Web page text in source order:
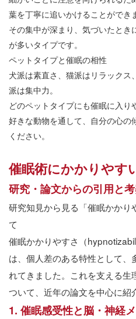
葉を丁寧に追いかけることができ
その集中が深まり、気づいたとき
が多いタイプです。
ペットタイプと催眠の相性
犬派は素直さ、猫派はリラックス
派は集中力。
どのペットタイプにも催眠に入り
好きな動物を通して、自分の心の
ください。
催眠術にかかりやす
研究・論文からの引用と
研究知見から見る「催眠かかり
て
催眠かかりやすさ（
は、個人差のある特性として、
れてきました。これを支える生
ついて、近年の論文を中心に紹
1. 催眠感受性と脳・神経